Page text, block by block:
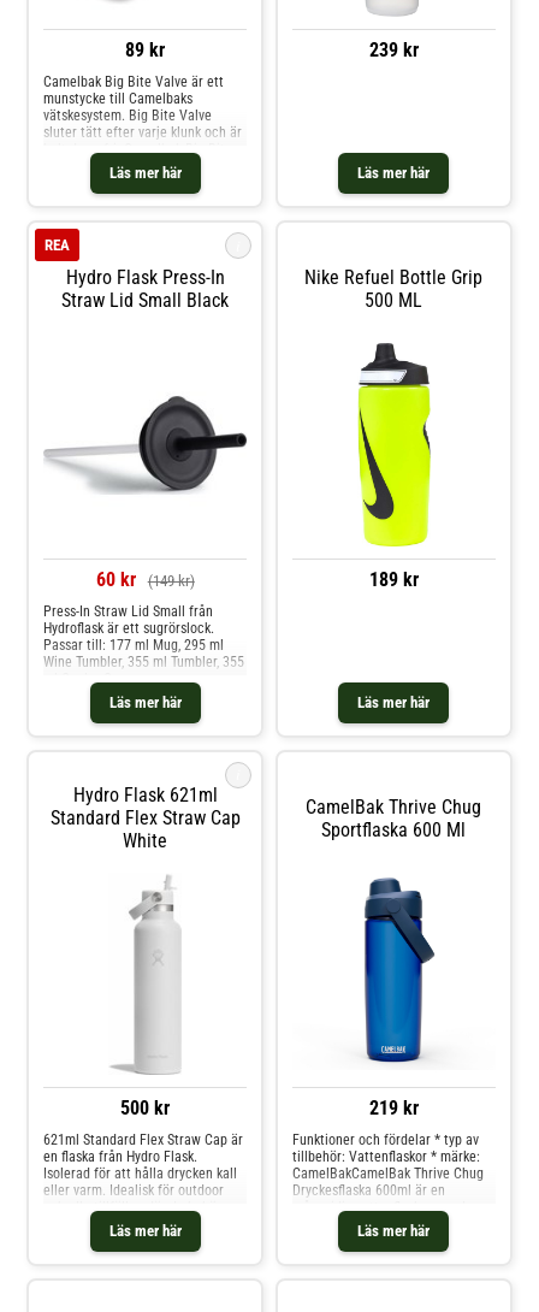
vakuumisolering Läckagesäker
behåller inte lukter eller smaker
Integrerad kopp som fästs
89 kr
Läs mer här
Camelbak Big Bite Valve är ett
munstycke till Camelbaks
vätskesystem. Big Bite Valve
sluter tätt efter varje klunk och är
helt droppfri. Camelbak Big Bite
Valve är ett reservmunstycke till
Camelbak vätskesystem. Med Big
Bite Valve håller du enkelt koll på
ha drickat nära till hands. Gjord i
ett stycke helt i silikon.
239 kr
Läs mer här
Hydro Flask Press-In
Straw Lid Small Black
REA
60 kr (149 kr)
Läs mer här
Press-In Straw Lid Small från
Hydroflask är ett sugrörslock.
Passar till: 177 ml Mug, 295 ml
Wine Tumbler, 355 ml Tumbler, 355
ml Cooler Cup.
Nike Refuel Bottle Grip
500 ML
189 kr
Läs mer här
Hydro Flask 621ml
Standard Flex Straw Cap
White
500 kr
Läs mer här
621ml Standard Flex Straw Cap är
en flaska från Hydro Flask.
Isolerad för att hålla drycken kall
eller varm. Idealisk för outdoor
och alla tillfällen där du behöver
exempelvis kallt vatten. Håller
kallt 24H, varmt12H Med inbyggt
sugrör TempShield dubbelväggig
CamelBak Thrive Chug
Sportflaska 600 Ml
219 kr
Läs mer här
Funktioner och fördelar * typ av
tillbehör: Vattenflaskor * märke:
CamelBakCamelBak Thrive Chug
Dryckesflaska 600ml är en
mångsidig vattenflaska som du
enkelt tar med dig för varje sport.
Med en kapacitet på 600 ml
erbjuder denna dryckesflaska